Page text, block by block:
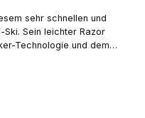
sehr schnellen und
Sein leichter Razor
Technologie und dem